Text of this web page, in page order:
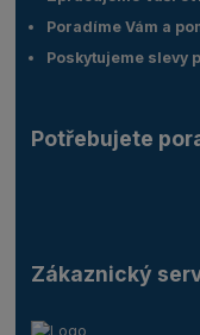
Poradíme Vám a
Poskytujeme slevy
Potřebujete
Zákaznický